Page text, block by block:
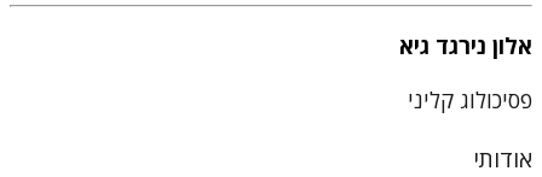
אלון נירגד גיא
פסיכולוג קליני
אודותי